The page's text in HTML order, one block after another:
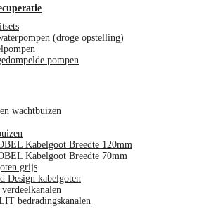
(droge opstelling)
pompen
wachtbuizen
Kabelgoot Breedte 120mm
Kabelgoot Breedte 70mm
grijs
Design kabelgoten
bedradingskanalen